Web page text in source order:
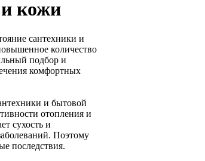
кожи
сантехники и
количество
подбор и
комфортных
и бытовой
отопления и
сухость и
Поэтому
последствия.